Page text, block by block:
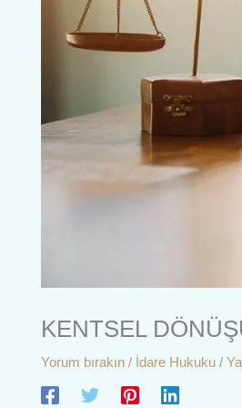
KENTSEL
Yorum bırakın / İdare Hukuku /